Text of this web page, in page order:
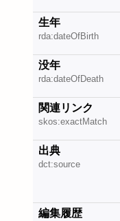
生年
rda:dateOfBirth
没年
rda:dateOfDeath
関連リンク
skos:exactMatch
出典
dct:source
編集履歴